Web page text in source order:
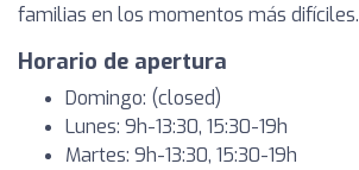
familias en los momentos más difíciles.
Horario de apertura
Domingo: (closed)
Lunes: 9h-13:30, 15:30-19h
Martes: 9h-13:30, 15:30-19h